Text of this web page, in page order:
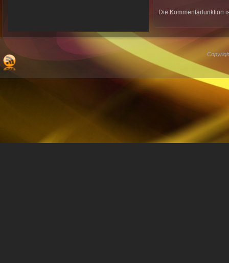
Die Kommentarfunktion